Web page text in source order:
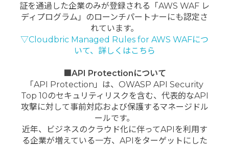
証を通過した企業のみが登録される「AWS WAF レ
ディプログラム」のローンチパートナーにも認定さ
れています。
▽Cloudbric Managed Rules for AWS WAFにつ
いて、詳しくはこちら
■API Protectionについて
「API Protection」は、OWASP API Security
Top 10のセキュリティリスクを含む、代表的なAPI
攻撃に対して事前対応および保護するマネージドル
ールです。
近年、ビジネスのクラウド化に伴ってAPIを利用す
る企業が増えている一方、APIをターゲットにした